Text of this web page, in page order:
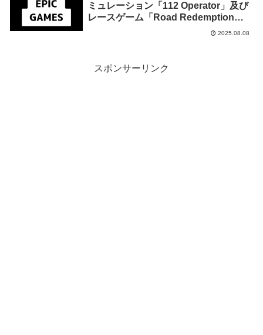
ミュレーション「112 Operator」及び
レースゲーム「Road Redemption」
を来週2025年8月14日までの期間限定
2025.08.08
スポンサーリンク